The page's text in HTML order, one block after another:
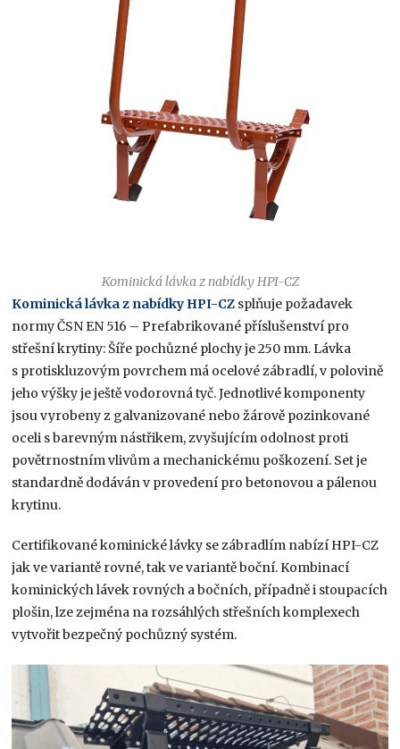
Kominická lávka z nabídky HPI-CZ
Kominická lávka z nabídky HPI-CZ splňuje požadavek
normy ČSN EN 516 – Prefabrikované příslušenství pro
střešní krytiny: Šíře pochůzné plochy je 250 mm. Lávka
s protiskluzovým povrchem má ocelové zábradlí, v polovině
jeho výšky je ještě vodorovná tyč. Jednotlivé komponenty
jsou vyrobeny z galvanizované nebo žárově pozinkované
oceli s barevným nástřikem, zvyšujícím odolnost proti
povětrnostním vlivům a mechanickému poškození. Set je
standardně dodáván v provedení pro betonovou a pálenou
krytinu.
Certifikované kominické lávky se zábradlím nabízí HPI-CZ
jak ve variantě rovné, tak ve variantě boční. Kombinací
kominických lávek rovných a bočních, případně i stoupacích
plošin, lze zejména na rozsáhlých střešních komplexech
vytvořit bezpečný pochůzný systém.